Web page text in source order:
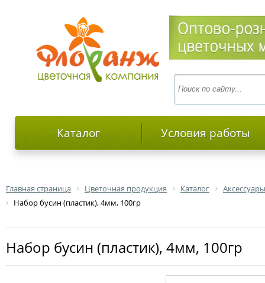
Каталог Условия работы
Главная страница Цветочная продукция Каталог
Набор бусин (пластик), 4мм, 100гр
Набор бусин (пластик), 4мм, 100гр